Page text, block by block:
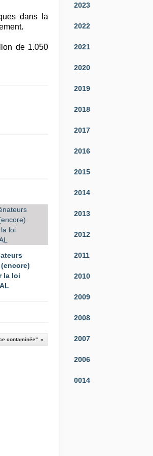
dans la
de 1.050
la loi
contaminée"
2023
2022
2021
2020
2019
2018
2017
2016
2015
2014
2013
2012
2011
2010
2009
2008
2007
2006
0014